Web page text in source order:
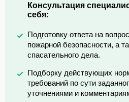
Консультация
себя:
Подготовку ответа на
пожарной безопасности, а
спасательного дела.
Подборку действующих
требований по сути
уточнениями и